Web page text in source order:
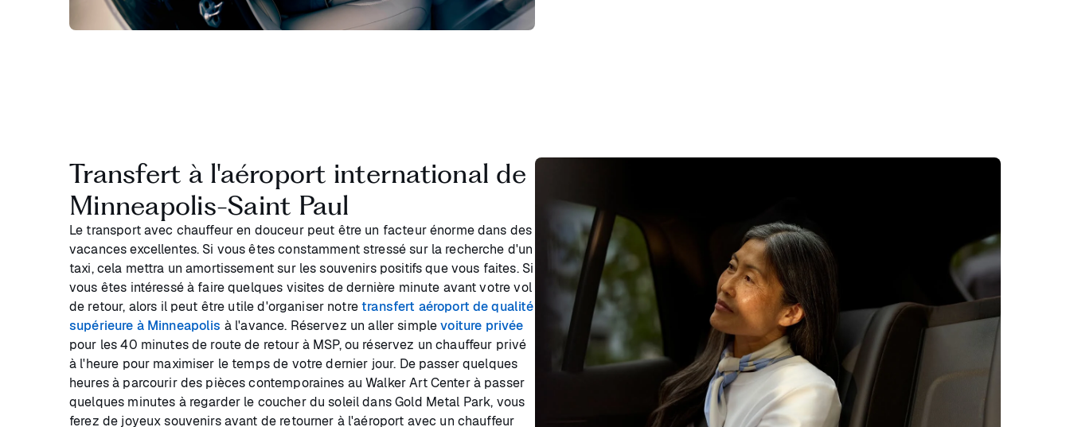
Transfert à l'aéroport international de
Minneapolis-Saint Paul
Le transport avec chauffeur en douceur peut être un facteur énorme dans des
vacances excellentes. Si vous êtes constamment stressé sur la recherche d'un
taxi, cela mettra un amortissement sur les souvenirs positifs que vous faites. Si
vous êtes intéressé à faire quelques visites de dernière minute avant votre vol
de retour, alors il peut être utile d'organiser notretransfert aéroport de qualité
supérieure à Minneapolis à l'avance. Réservez un aller simplevoiture privée
pour les 40 minutes de route de retour à MSP, ou réservez un chauffeur privé
à l'heure pour maximiser le temps de votre dernier jour. De passer quelques
heures à parcourir des pièces contemporaines au Walker Art Center à passer
quelques minutes à regarder le coucher du soleil dans Gold Metal Park, vous
ferez de joyeux souvenirs avant de retourner à l'aéroport avec un chauffeur